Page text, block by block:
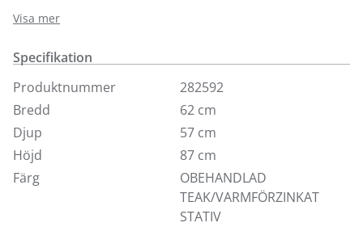
som grundar sig i stativets massiva fjäderstål.
Lagerförs i obehandlad teak, oljad ek och vitlackad ek.
regelbundet med såpa, vatten och en svamp eller
trasa. Använd en kraftig svamp vid behov på
trädetaljer. Skölj med vatten. Furu- och ekdetaljer bör
oljas in när ytan känns torr för att behålla sin
formstabilitet och undvika sprickbildning. Teak är
naturligt fet och klarar sig bra utan inoljning.
Lackerade trädetaljer klarar flera säsonger utomhus,
Visa mer
Specifikation
Produktnummer
282592
Bredd
62 cm
Djup
57 cm
Höjd
87 cm
Färg
OBEHANDLAD
TEAK/VARMFÖRZINKAT
STATIV